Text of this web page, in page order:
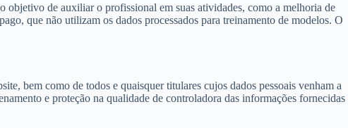
de auxiliar o profissional em suas atividades, como a melhoria de
que não utilizam os dados processados para treinamento de modelos. O
bem como de todos e quaisquer titulares cujos dados pessoais venham a
e proteção na qualidade de controladora das informações fornecidas